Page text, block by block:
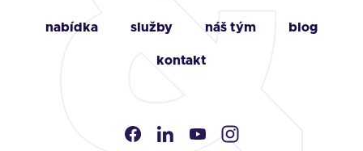
nabídka služby náš tým blog
kontakt